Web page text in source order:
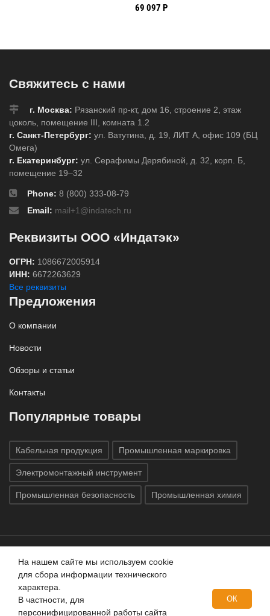
69 097 Р
Свяжитесь с нами
г. Москва: Рязанский пр-кт, дом 16, строение 2, этаж
цоколь, помещение III, комната 1.2
г. Санкт-Петербург: ул. Ватутина, д. 19, ЛИТ А, офис 109 (БЦ
Омега)
г. Екатеринбург: ул. Серафимы Дерябиной, д. 32, корп. Б,
помещение 19–32
Phone: 8 (800) 333-08-79
Email: mail+1@indatech.ru
Реквизиты ООО «Индатэк»
ОГРН: 1086672005914
ИНН: 6672263629
Все реквизиты
Предложения
О компании
Новости
Обзоры и статьи
Контакты
Популярные товары
Кабельная продукция Промышленная маркировка
Электромонтажный инструмент
Промышленная безопасность Промышленная химия
Все права защищены © 2020 ГК «Индатэк»
защищены.Использование материалов с сайта запрещено.
Данный сайт не является публичной офертой, определяемой
положениями статей 437 (2) ГК РФ.
На нашем сайте мы используем cookie
для сбора информации технического
характера.
В частности, для
персонифицированной работы сайта
ОК